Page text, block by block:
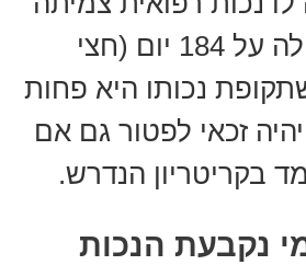
או לתקופה העולה על 184 יום (חצי
נכותו היא פחות
זכאי לפטור גם אם
בקריטריון הנדרש.
נקבעת הנכות